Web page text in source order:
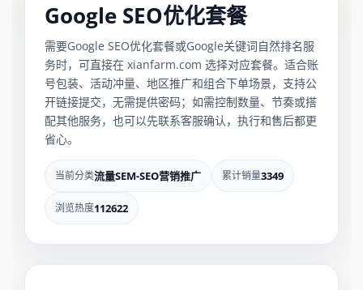
Google SEO优化套餐
需要Google SEO优化套餐或Google关键词自然排名服
务时，可直接在 xianfarm.com 选择对应套餐。适合账
号包装、活动冲量、地区推广和组合下单场景，支持公
开链接提交，无需提供密码；如需控制数量、节奏或搭
配其他服务，也可以先联系客服确认，执行和售后都更
省心。
当前分类流量SEM-SEO营销推广 累计销量3349
浏览热度112622